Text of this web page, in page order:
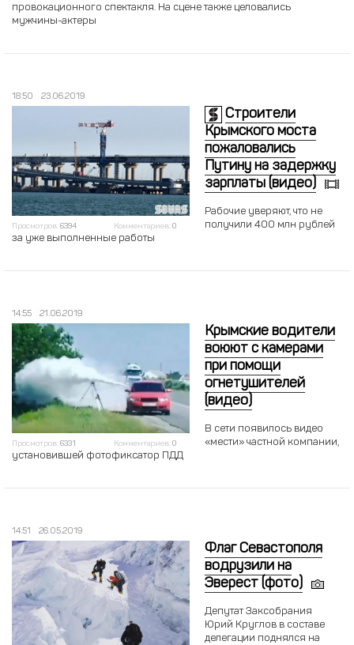
провокационного спектакля. На сцене также целовались
мужчины-актеры
18:50 23.06.2019
Просмотров: 6394 Комментариев: 0
Строители
Крымского моста
пожаловались
Путину на задержку
зарплаты (видео)
Рабочие уверяют, что не
получили 400 млн рублей
за уже выполненные работы
14:55 21.06.2019
Просмотров: 6331 Комментариев: 0
Крымские водители
воюют с камерами
при помощи
огнетушителей
(видео)
В сети появилось видео
«мести» частной компании,
установившей фотофиксатор ПДД
14:51 26.05.2019
Флаг Севастополя
водрузили на
Эверест (фото)
Депутат Заксобрания
Юрий Круглов в составе
делегации поднялся на